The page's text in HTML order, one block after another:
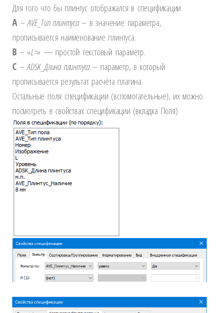
Для того что бы плинтус отображался в спецификации
A–AVE_Тип плинтуса– в значение параметра,
прописывается наименование плинтуса.
B– «L=» — простой текстовый параметр.
C–ADSK_Длина плинтуса – параметр, в который
прописывается результат расчёта плагина.
Остальные поля спецификации (вспомогательные), их можно
посмотреть в свойствах спецификации (вкладка Поля)